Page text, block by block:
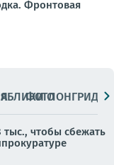
Фронтовая
ФОТОЛОНГРИДЫ
чтобы сбежать